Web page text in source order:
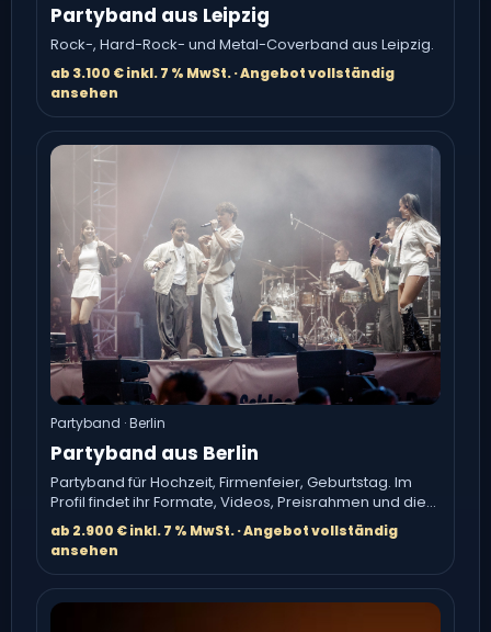
Partyband aus Leipzig
Rock-, Hard-Rock- und Metal-Coverband aus Leipzig.
ab 3.100 € inkl. 7 % MwSt. · Angebot vollständig
ansehen
Partyband · Berlin
Partyband aus Berlin
Partyband für Hochzeit, Firmenfeier, Geburtstag. Im
Profil findet ihr Formate, Videos, Preisrahmen und die
direkte Anfrage.
ab 2.900 € inkl. 7 % MwSt. · Angebot vollständig
ansehen